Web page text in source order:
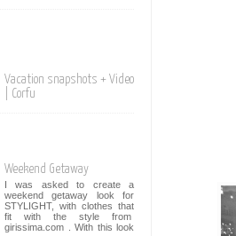
Vacation snapshots + Video
| Corfu
Weekend Getaway
I was asked to create a
weekend getaway look for
STYLIGHT, with clothes that
fit with the style from
girissima.com . With this look